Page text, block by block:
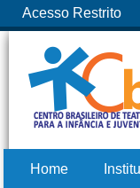
Acesso Restrito
Home